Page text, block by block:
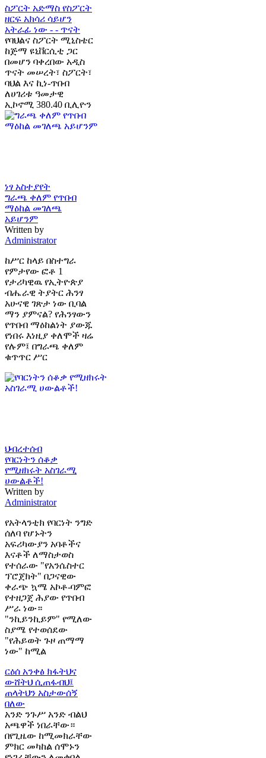
ስፖርት አድማስ የስፖርት
ዘርፍ አክሳሪ ሳይሆን
አትራፊ ነው - - ጥናት
የባህልና ስፖርት ሚኒስቴር
ከጅማ ዩኒቨርሲቲ ጋር
በመሆን ባቀረበው አዲስ
ጥናት መሠረት፣ ስፖርት፣
ባህል እና ኪነ-ጥበብ
ለሀገሪቱ ዓመታዊ
ኢኮኖሚ 380.40 ቢሊዮን
ነፃ አስተያየት
ግራጫ ቀለም የጥበብ
ማዕከል መገለጫ
አይሆንም
Written by
Administrator
ከሥር ከላይ በስተግራ
የምታየው ፎቶ 1
የታሪካዊዉ የኢትዮጵያ
ብሔራዊ ትያትር ሕንፃ
አሁናዊ ገጽታ ነው ቢባል
ማን ያምናል? የሕንፃውን
የጥበብ ማዕከልነት ያውጁ
የነበሩ እነዚያ ቀለሞች ዛሬ
የሉም፤ በግራጫ ቀለም
ቁጥጥር ሥር
ህብረተሰብ
የባርነትን ሰቆቃ
የሚዘክሩት አስገራሚ
ሀውልቶች!
Written by
Administrator
የአትላንቲክ የባርነት ንግድ
ሰለባ የሆኑትን
አፍሪካውያን አባቶችና
እናቶች ለማስታወስ
የተሰራው "የአንሴስተር
ፕሮጀክት" በጋናዊው
ቀራጭ ኳሜ አኮቶ-ባምፎ
የተዘጋጀ ሕያው የጥበብ
ሥራ ነው።
"ንኪይንኪይም" የሚለው
ስያሜ የተወሰደው
"የሕይወት ጉዞ ጠማማ
ነው" ከሚል
ርዕሰ አንቀፅ ክፋትህና
ውሸትህ ሲጠፋብህ፤
ጠላትህን አስታውሰኝ
በለው
አንድ ንጉሥ አንድ ብልህ
አጫዋች ነበራቸው።
በየጊዜው ከሚመክራቸው
ምክር መካከል ሰሞኑን